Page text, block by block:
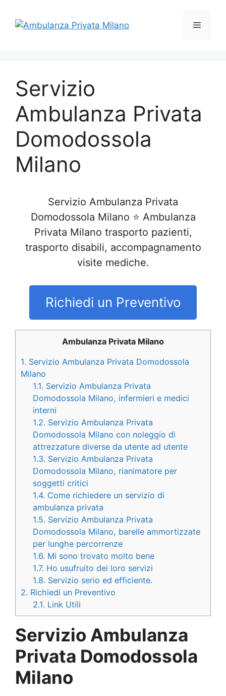
contenuto
Menu
Servizio
Ambulanza Privata
Domodossola
Milano
Servizio Ambulanza Privata
Domodossola Milano ⭐ Ambulanza
Privata Milano trasporto pazienti,
trasporto disabili, accompagnamento
visite mediche.
Richiedi un Preventivo
Ambulanza Privata Milano
1. Servizio Ambulanza Privata Domodossola
Milano
1.1. Servizio Ambulanza Privata
Domodossola Milano, infermieri e medici
interni
1.2. Servizio Ambulanza Privata
Domodossola Milano con noleggio di
attrezzature diverse da utente ad utente
1.3. Servizio Ambulanza Privata
Domodossola Milano, rianimatore per
soggetti critici
1.4. Come richiedere un servizio di
ambulanza privata
1.5. Servizio Ambulanza Privata
Domodossola Milano, barelle ammortizzate
per lunghe percorrenze
1.6. Mi sono trovato molto bene
1.7. Ho usufruito dei loro servizi
1.8. Servizio serio ed efficiente.
2. Richiedi un Preventivo
2.1. Link Utili
Servizio Ambulanza
Privata Domodossola
Milano